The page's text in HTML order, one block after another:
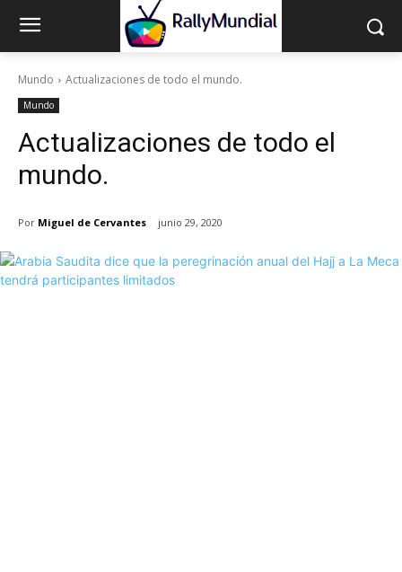
Mundo Actualizaciones de todo el mundo.
Mundo
Actualizaciones de todo el
mundo.
Por Miguel de Cervantes junio 29, 2020